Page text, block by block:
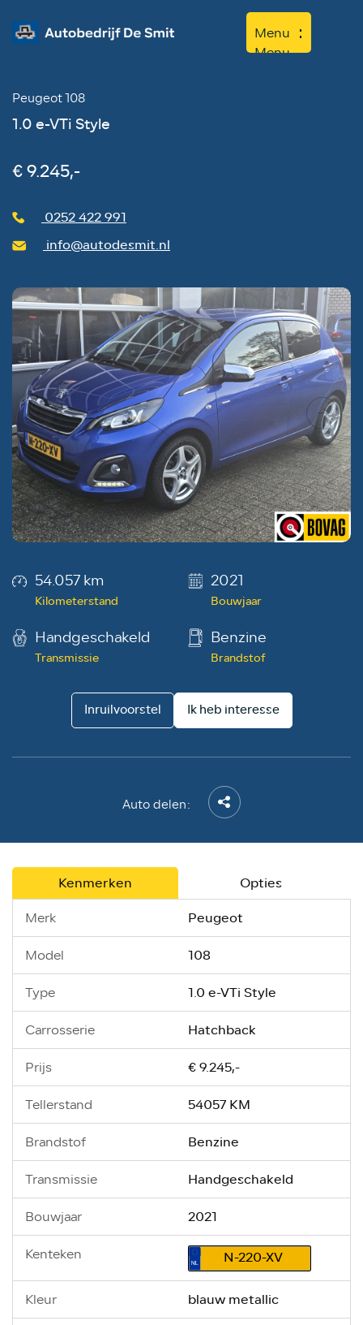
Menu
Menu
Peugeot 108
1.0 e-VTi Style
0252 422 991
info@autodesmit.nl
€ 9.245,-
54.057 km
Kilometerstand
2021
Bouwjaar
Handgeschakeld
Transmissie
Benzine
Brandstof
Inruilvoorstel Ik heb interesse
Auto delen:
Kenmerken Opties
Merk Peugeot
Model 108
Type 1.0 e-VTi Style
Carrosserie Hatchback
Prijs € 9.245,-
Tellerstand 54057 KM
Brandstof Benzine
Transmissie Handgeschakeld
Bouwjaar 2021
Kenteken N-220-XV
Kleur blauw metallic